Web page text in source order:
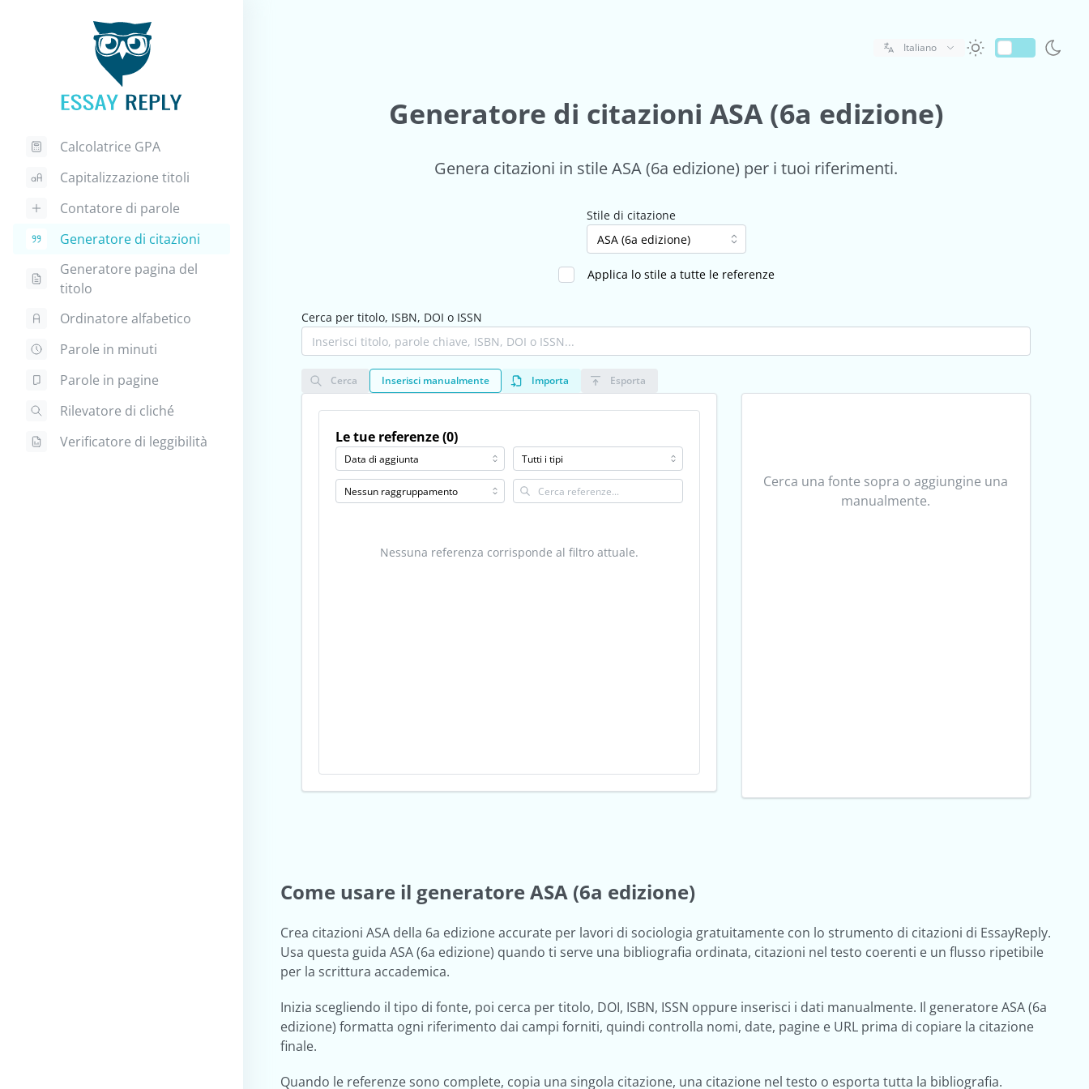
Calcolatrice GPA
Capitalizzazione titoli
Contatore di parole
Generatore di citazioni
Generatore pagina del
titolo
Ordinatore alfabetico
Parole in minuti
Parole in pagine
Rilevatore di cliché
Verificatore di leggibilità
Italiano
Generatore di citazioni ASA (6a edizione)
Genera citazioni in stile ASA (6a edizione) per i tuoi riferimenti.
Stile di citazione
Applica lo stile a tutte le referenze
Cerca per titolo, ISBN, DOI o ISSN
Cerca Inserisci manualmente Importa Esporta
Le tue referenze (0)
Nessuna referenza corrisponde al filtro attuale.
Cerca una fonte sopra o aggiungine una
manualmente.
Come usare il generatore ASA (6a edizione)
Crea citazioni ASA della 6a edizione accurate per lavori di sociologia gratuitamente con lo strumento di citazioni di EssayReply.
Usa questa guida ASA (6a edizione) quando ti serve una bibliografia ordinata, citazioni nel testo coerenti e un flusso ripetibile
per la scrittura accademica.
Inizia scegliendo il tipo di fonte, poi cerca per titolo, DOI, ISBN, ISSN oppure inserisci i dati manualmente. Il generatore ASA (6a
edizione) formatta ogni riferimento dai campi forniti, quindi controlla nomi, date, pagine e URL prima di copiare la citazione
finale.
Quando le referenze sono complete, copia una singola citazione, una citazione nel testo o esporta tutta la bibliografia.